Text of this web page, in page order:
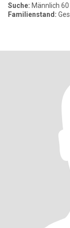
Suche: Männlich 60
Familienstand: